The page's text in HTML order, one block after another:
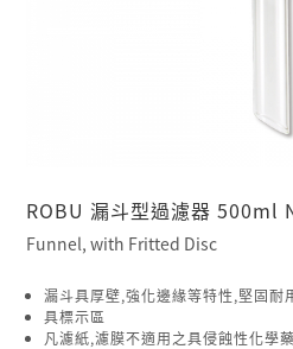
ROBU 漏斗型過濾器 500ml
Funnel, with Fritted Disc
漏斗具厚壁,強化邊緣等特性,堅固耐
具標示區
凡濾紙,濾膜不適用之具侵蝕性化學